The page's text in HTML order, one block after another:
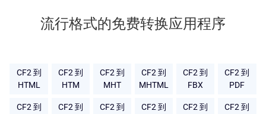
流行格式的免费转换应用程序
CF2 到
HTML
CF2 到
HTM
CF2 到
MHT
CF2 到
MHTML
CF2 到
FBX
CF2 到
PDF
CF2 到
CF2 到
CF2 到
CF2 到
CF2 到
CF2 到